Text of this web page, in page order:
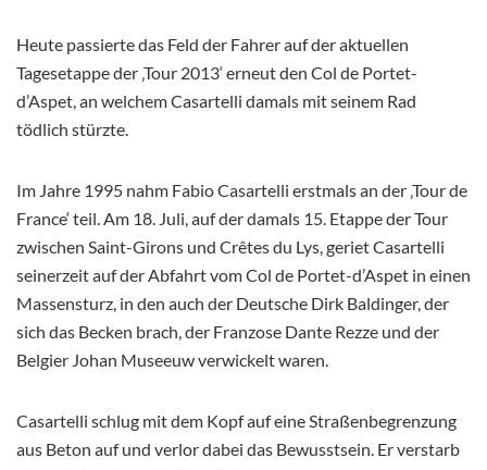
Heute passierte das Feld der Fahrer auf der aktuellen
Tagesetappe der ‚Tour 2013‘ erneut den Col de Portet-
d’Aspet, an welchem Casartelli damals mit seinem Rad
tödlich stürzte.
Im Jahre 1995 nahm Fabio Casartelli erstmals an der ‚Tour de
France‘ teil. Am 18. Juli, auf der damals 15. Etappe der Tour
zwischen Saint-Girons und Crêtes du Lys, geriet Casartelli
seinerzeit auf der Abfahrt vom Col de Portet-d’Aspet in einen
Massensturz, in den auch der Deutsche Dirk Baldinger, der
sich das Becken brach, der Franzose Dante Rezze und der
Belgier Johan Museeuw verwickelt waren.
Casartelli schlug mit dem Kopf auf eine Straßenbegrenzung
aus Beton auf und verlor dabei das Bewusstsein. Er verstarb